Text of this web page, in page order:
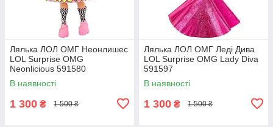
Лялька ЛОЛ ОМГ Неонлишес
LOL Surprise OMG
Neonlicious 591580
В наявності
1 300 ₴ 1 500 ₴
Лялька ЛОЛ ОМГ Леді Дива
LOL Surprise OMG Lady Diva
591597
В наявності
1 300 ₴ 1 500 ₴